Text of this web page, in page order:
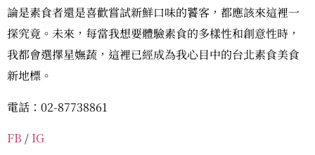
論是素食者還是喜歡嘗試新鮮口味的饕客，都應該來這裡一
探究竟。未來，每當我想要體驗素食的多樣性和創意性時，
我都會選擇星嫵蔬，這裡已經成為我心目中的台北素食美食
新地標。
電話：02-87738861
FB / IG